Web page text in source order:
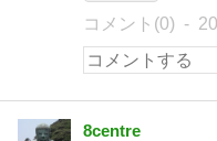
コメント(0)
8centre